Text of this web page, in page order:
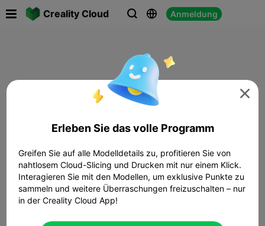
Creality Cloud   Anmeldung

Erleben Sie das volle Programm
Greifen Sie auf alle Modelldetails zu, profitieren Sie von
nahtlosem Cloud-Slicing und Drucken mit nur einem Klick.
Interagieren Sie mit den Modellen, um exklusive Punkte zu
sammeln und weitere Überraschungen freizuschalten – nur
in der Creality Cloud App!